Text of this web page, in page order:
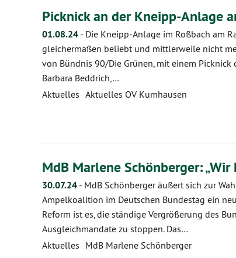
Picknick an der Kneipp-Anlage
01.08.24 - Die Kneipp-Anlage im Roßbach am
gleichermaßen beliebt und mittlerweile nicht
von Bündnis 90/Die Grünen, mit einem
Barbara Beddrich,…
Aktuelles Aktuelles OV Kumhausen
MdB Marlene Schönberger:
30.07.24 - MdB Schönberger äußert sich zur
Ampelkoalition im Deutschen Bundestag ein
Reform ist es, die ständige Vergrößerung des
Ausgleichmandate zu stoppen. Das…
Aktuelles MdB Marlene Schönberger